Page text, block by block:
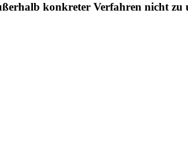
konkreter Verfahren nicht zu